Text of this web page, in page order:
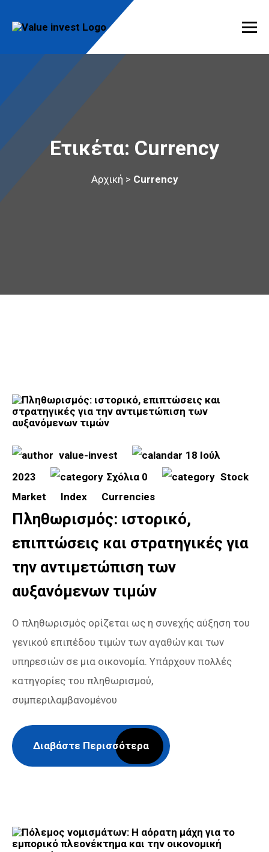
content
Value Invest
Μια διαφορετική συμβουλευτική εταιρία
Ετικέτα: Currency
Αρχική > Currency
value-invest
18 Ιούλ
2023
Σχόλια 0
Stock
Market
Index Currencies
Πληθωρισμός: ιστορικό,
επιπτώσεις και στρατηγικές για
την αντιμετώπιση των
αυξανόμενων τιμών
Ο πληθωρισμός ορίζεται ως η συνεχής αύξηση του
γενικού επιπέδου τιμών των αγαθών και των
υπηρεσιών σε μια οικονομία. Υπάρχουν πολλές
κατηγορίες του πληθωρισμού,
συμπεριλαμβανομένου
Διαβάστε Περισσότερα